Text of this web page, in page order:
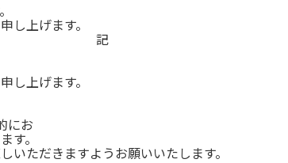
し上げます。
記
し上げます。
にお
す。
ただきますようお願いいたします。